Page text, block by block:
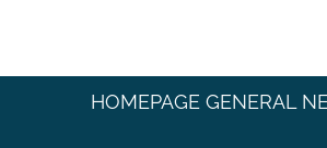
HOMEPAGE GENERAL